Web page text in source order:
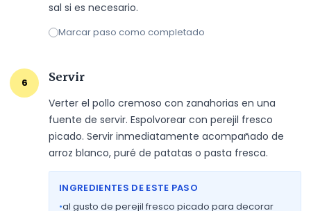
sal si es necesario.
Marcar paso como completado
6
Servir
Verter el pollo cremoso con zanahorias en una
fuente de servir. Espolvorear con perejil fresco
picado. Servir inmediatamente acompañado de
arroz blanco, puré de patatas o pasta fresca.
INGREDIENTES DE ESTE PASO
•al gusto de perejil fresco picado para decorar